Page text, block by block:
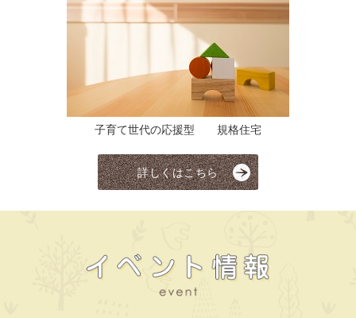
子育て世代の応援型 規格住宅
詳しくはこちら